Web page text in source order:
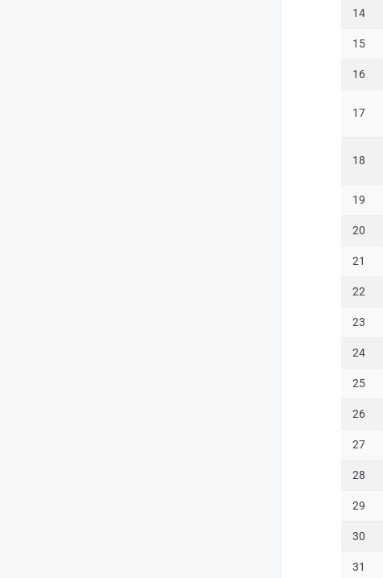
14
15
16
17
18
19
20
21
22
23
24
25
26
27
28
29
30
31